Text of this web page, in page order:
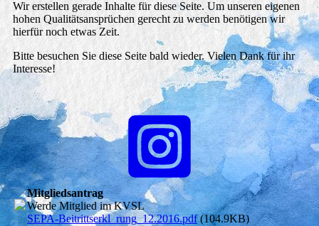
Wir erstellen gerade Inhalte für diese Seite. Um unseren eigenen
hohen Qualitätsansprüchen gerecht zu werden benötigen wir
hierfür noch etwas Zeit.
Bitte besuchen Sie diese Seite bald wieder. Vielen Dank für ihr
Interesse!
Mitgliedsantrag
Werde Mitglied im KVSL
SEPA-Beitrittserkl_rung_12.2016.pdf(104.9KB)